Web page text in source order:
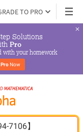
TO PRO
Solutions
Pro
with your homework
Pro Now
7106】